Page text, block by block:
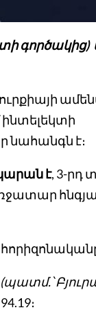
ինտելեկտի
նահանգն է։
է, 3-րդ
առջատար
(պատմ.՝